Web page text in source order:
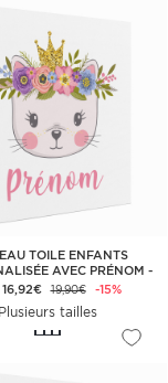
TOILE ENFANTS
AVEC PRÉNOM -
PRINCESSE
16,92€ 19,90€ -15%
Plusieurs tailles